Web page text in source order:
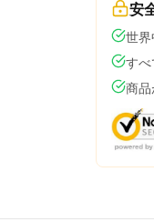
安
世界
すべ
商品